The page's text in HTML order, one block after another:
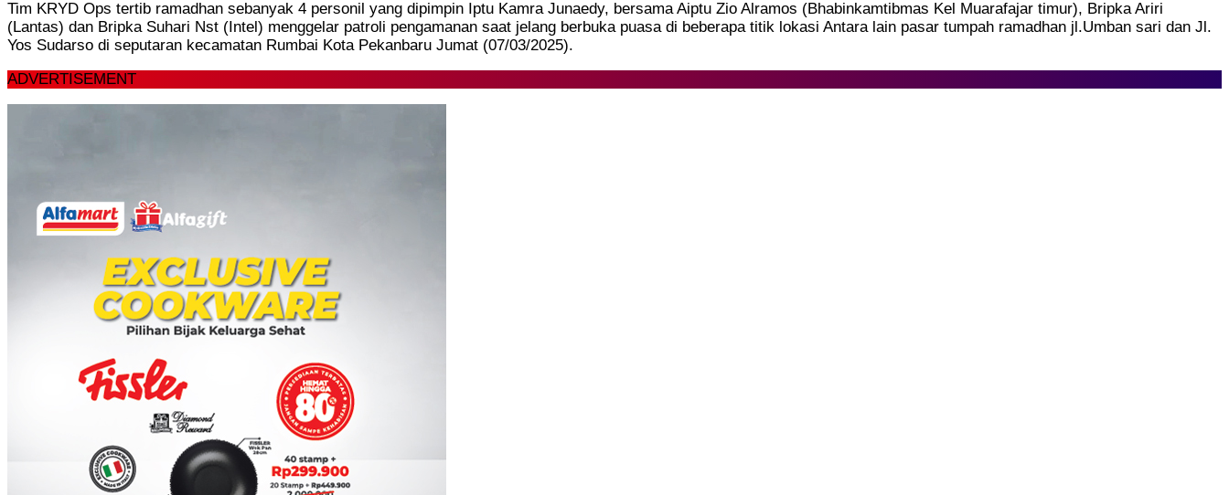
Tim KRYD Ops tertib ramadhan sebanyak 4 personil yang dipimpin Iptu Kamra Junaedy, bersama Aiptu Zio Alramos (Bhabinkamtibmas Kel Muarafajar timur), Bripka Ariri
(Lantas) dan Bripka Suhari Nst (Intel) menggelar patroli pengamanan saat jelang berbuka puasa di beberapa titik lokasi Antara lain pasar tumpah ramadhan jl.Umban sari dan Jl.
Yos Sudarso di seputaran kecamatan Rumbai Kota Pekanbaru Jumat (07/03/2025).
ADVERTISEMENT